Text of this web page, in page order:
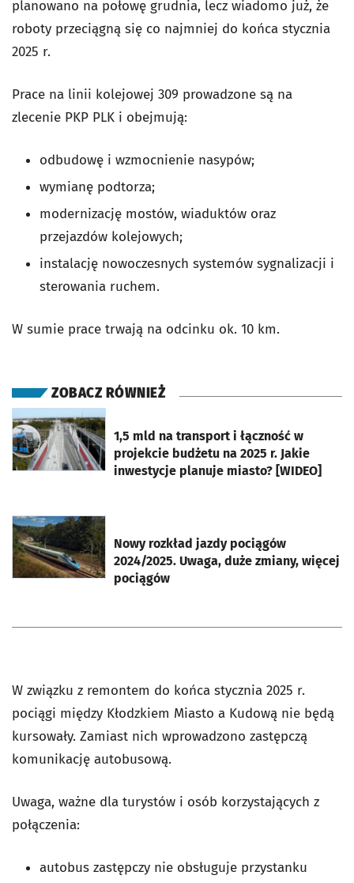
planowano na połowę grudnia, lecz wiadomo już, że
roboty przeciągną się co najmniej do końca stycznia
2025 r.
Prace na linii kolejowej 309 prowadzone są na
zlecenie PKP PLK i obejmują:
odbudowę i wzmocnienie nasypów;
wymianę podtorza;
modernizację mostów, wiaduktów oraz
przejazdów kolejowych;
instalację nowoczesnych systemów sygnalizacji i
sterowania ruchem.
W sumie prace trwają na odcinku ok. 10 km.
ZOBACZ RÓWNIEŻ
1,5 mld na transport i łączność w
projekcie budżetu na 2025 r. Jakie
inwestycje planuje miasto? [WIDEO]
otworzy się w nowej karcie
Nowy rozkład jazdy pociągów
2024/2025. Uwaga, duże zmiany, więcej
pociągów
otworzy się w nowej karcie
W związku z remontem do końca stycznia 2025 r.
pociągi między Kłodzkiem Miasto a Kudową nie będą
kursowały. Zamiast nich wprowadzono zastępczą
komunikację autobusową.
Uwaga, ważne dla turystów i osób korzystających z
połączenia:
autobus zastępczy nie obsługuje przystanku